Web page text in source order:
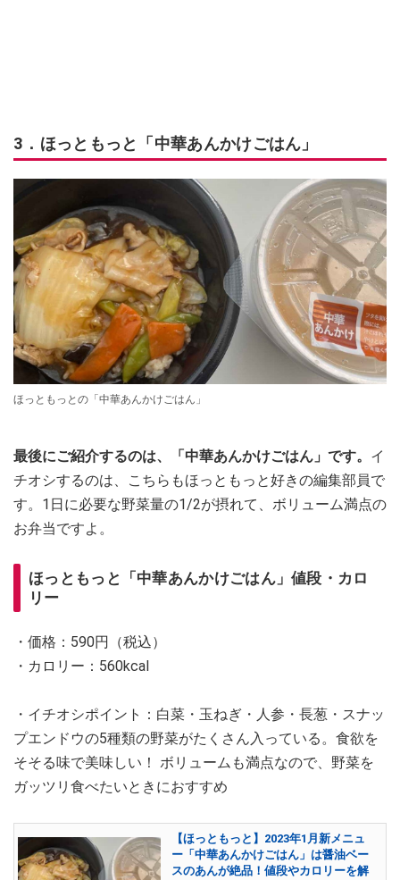
3．ほっともっと「中華あんかけごはん」
ほっともっとの「中華あんかけごはん」
最後にご紹介するのは、「中華あんかけごはん」です。 イ
チオシするのは、こちらもほっともっと好きの編集部員で
す。1日に必要な野菜量の1/2が摂れて、ボリューム満点の
お弁当ですよ。
ほっともっと「中華あんかけごはん」値段・カロ
リー
・価格：590円（税込）
・カロリー：560kcal
・イチオシポイント：白菜・玉ねぎ・人参・長葱・スナッ
プエンドウの5種類の野菜がたくさん入っている。食欲を
そそる味で美味しい！ ボリュームも満点なので、野菜を
ガッツリ食べたいときにおすすめ
【ほっともっと】2023年1月新メニュ
ー「中華あんかけごはん」は醤油ベー
スのあんが絶品！値段やカロリーを解